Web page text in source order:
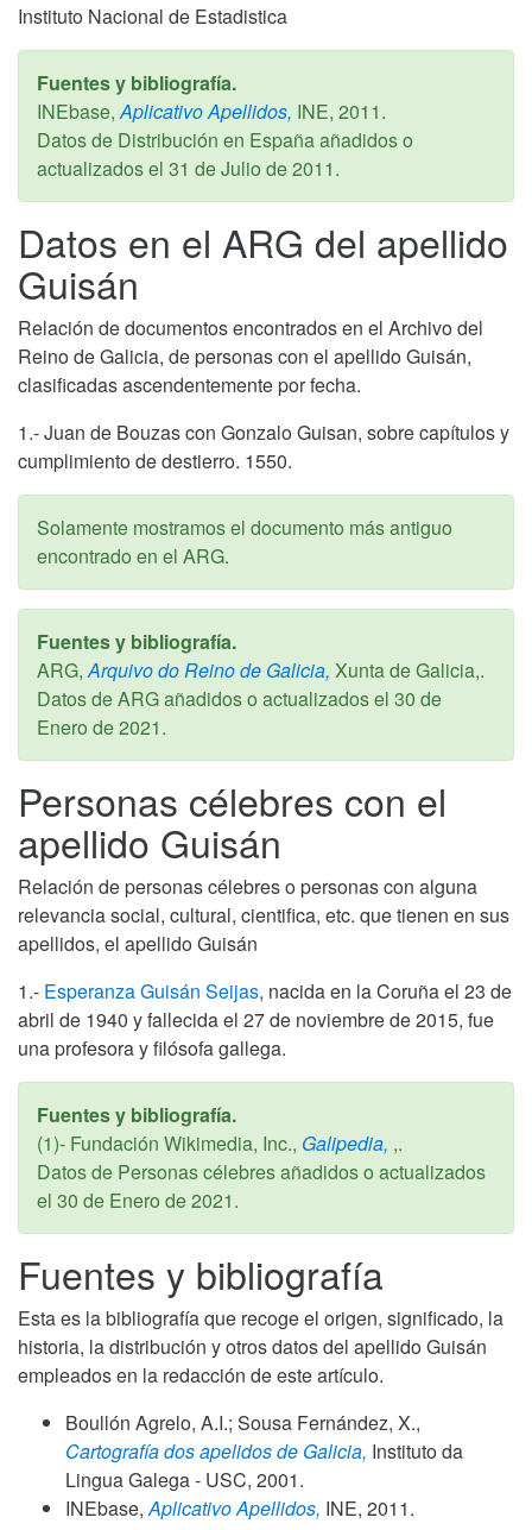
Instituto Nacional de Estadistica
Fuentes y bibliografía.
INEbase, Aplicativo Apellidos, INE, 2011.
Datos de Distribución en España añadidos o
actualizados el 31 de Julio de 2011.
Datos en el ARG del apellido
Guisán
Relación de documentos encontrados en el Archivo del
Reino de Galicia, de personas con el apellido Guisán,
clasificadas ascendentemente por fecha.
1.- Juan de Bouzas con Gonzalo Guisan, sobre capítulos y
cumplimiento de destierro. 1550.
Solamente mostramos el documento más antiguo
encontrado en el ARG.
Fuentes y bibliografía.
ARG, Arquivo do Reino de Galicia, Xunta de Galicia,.
Datos de ARG añadidos o actualizados el 30 de
Enero de 2021.
Personas célebres con el
apellido Guisán
Relación de personas célebres o personas con alguna
relevancia social, cultural, cientifica, etc. que tienen en sus
apellidos, el apellido Guisán
1.- Esperanza Guisán Seijas, nacida en la Coruña el 23 de
abril de 1940 y fallecida el 27 de noviembre de 2015, fue
una profesora y filósofa gallega.
Fuentes y bibliografía.
(1)- Fundación Wikimedia, Inc., Galipedia, ,.
Datos de Personas célebres añadidos o actualizados
el 30 de Enero de 2021.
Fuentes y bibliografía
Esta es la bibliografía que recoge el origen, significado, la
historia, la distribución y otros datos del apellido Guisán
empleados en la redacción de este artículo.
Boullón Agrelo, A.I.; Sousa Fernández, X.,
Cartografía dos apelidos de Galicia, Instituto da
Lingua Galega - USC, 2001.
INEbase, Aplicativo Apellidos, INE, 2011.